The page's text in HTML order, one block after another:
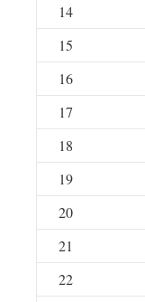
14
15
16
17
18
19
20
21
22